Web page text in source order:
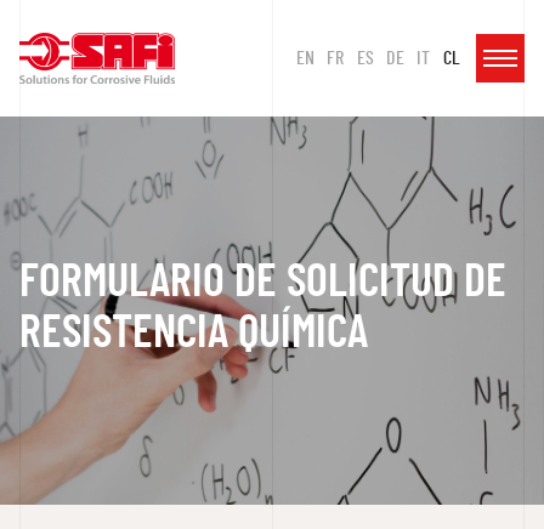
EN FR ES DE IT CL
FORMULARIO DE SOLICITUD DE
RESISTENCIA QUÍMICA